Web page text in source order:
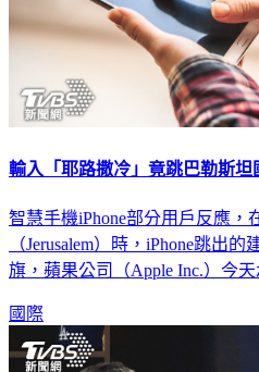
輸入「耶路撒冷」竟跳巴勒斯
智慧手機iPhone部分用戶反應，
（Jerusalem）時，iPhone跳出
旗，蘋果公司（Apple Inc.）今
國際